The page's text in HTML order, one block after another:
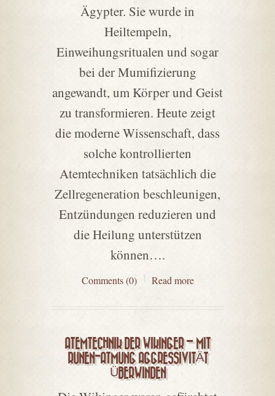
Ägypter. Sie wurde in
Heiltempeln,
Einweihungsritualen und sogar
bei der Mumifizierung
angewandt, um Körper und Geist
zu transformieren. Heute zeigt
die moderne Wissenschaft, dass
solche kontrollierten
Atemtechniken tatsächlich die
Zellregeneration beschleunigen,
Entzündungen reduzieren und
die Heilung unterstützen
können….
Comments (0) Read more
ATEMTECHNIK DER WIKINGER – MIT
RUNEN-ATMUNG AGGRESSIVITÄT
ÜBERWINDEN